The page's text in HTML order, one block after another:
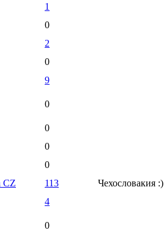
1
0
2
0
9
0
0
0
0
CZ 113
Чехословакия :)
4
0